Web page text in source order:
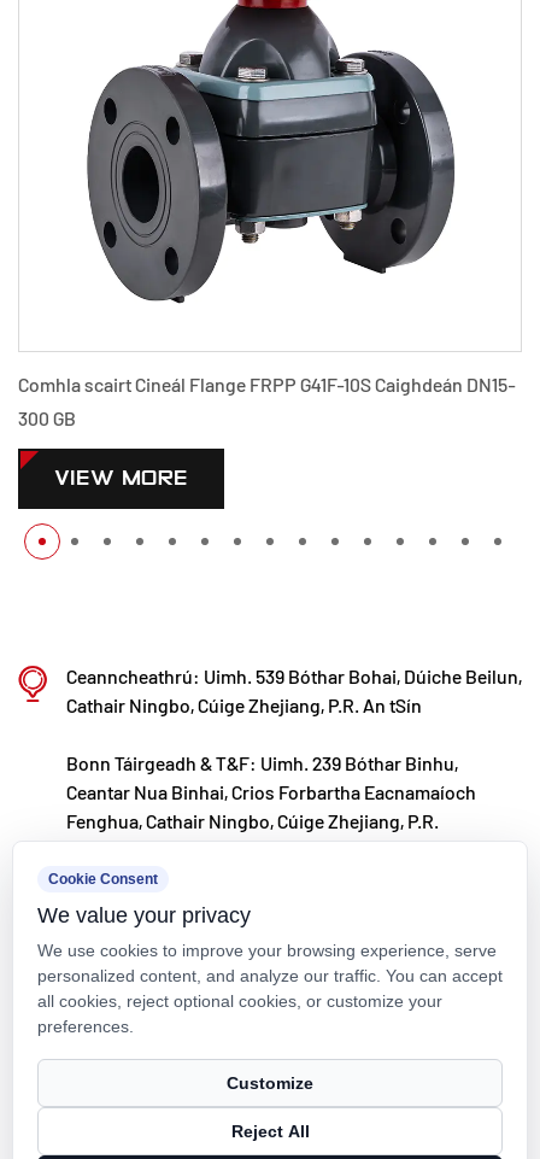
Cineál Flange FRPP G41F-10S Caighdeán DN15-
Comhla scairt
Ceanncheathrú: Uimh. 539 Bóthar Bohai, Dúiche Beilun,
Cathair Ningbo, Cúige Zhejiang, P.R. An tSín
Bonn Táirgeadh & T&F: Uimh. 239 Bóthar Binhu,
Ceantar Nua Binhai, Crios Forbartha Eacnamaíoch
Fenghua, Cathair Ningbo, Cúige Zhejiang, P.R.
kxpv@kxpv.com
+86-18067123177
Cóipcheart © Kaixin Pipeline Technologies Co., Ltd. Gach ceart ar
cosaint.
Smart Cloud
Cookie Consent
We value your privacy
We use cookies to improve your browsing experience, serve
personalized content, and analyze our traffic. You can accept
all cookies, reject optional cookies, or customize your
preferences.
Customize
Reject All